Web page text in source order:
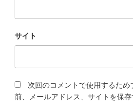
サイト
次回のコメントで使用するため
前、メールアドレス、サイトを保存